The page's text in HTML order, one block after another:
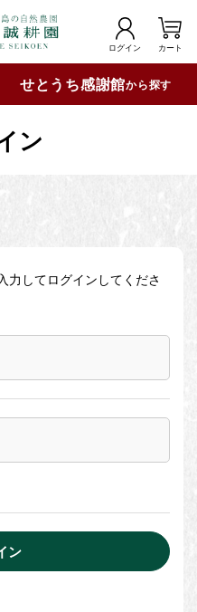
ログイン カート
せとうち感謝館から探す
ン
力してログインしてくださ